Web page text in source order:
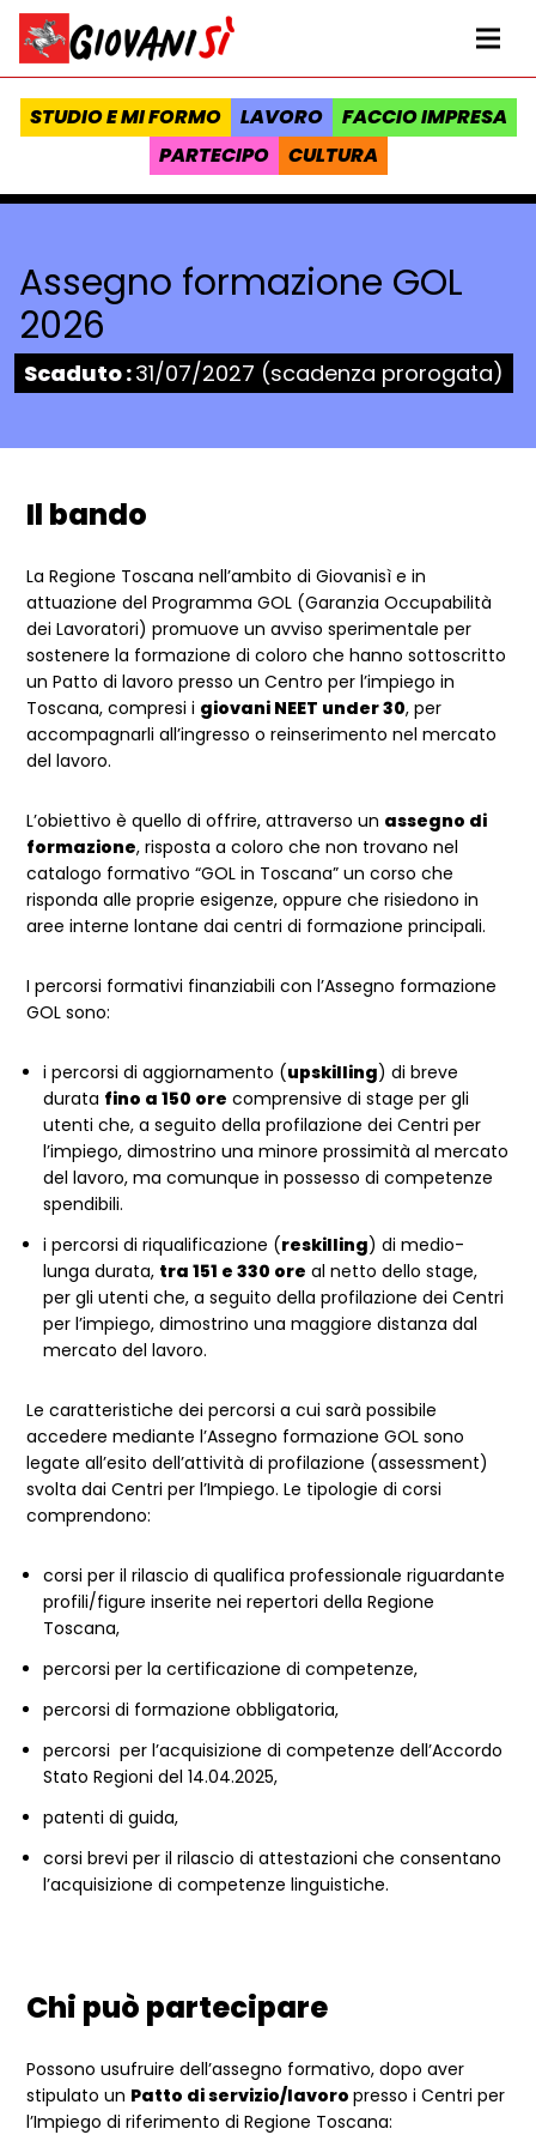
Vai al contenuto
Homepage Giovanisì - Progetto della Regione Toscana
STUDIO E MI FORMO LAVORO
FACCIO IMPRESA
PARTECIPO
CULTURA
Assegno formazione GOL
2026
Stato:
Scaduto :31/07/2027 (scadenza prorogata)
Il bando
La Regione Toscana nell’ambito di Giovanisì e in
attuazione del Programma GOL (Garanzia Occupabilità
dei Lavoratori) promuove un avviso sperimentale per
sostenere la formazione di coloro che hanno sottoscritto
un Patto di lavoro presso un Centro per l’impiego in
Toscana, compresi i giovani NEET under 30, per
accompagnarli all’ingresso o reinserimento nel mercato
del lavoro.
L’obiettivo è quello di offrire, attraverso un assegno di
formazione, risposta a coloro che non trovano nel
catalogo formativo “GOL in Toscana” un corso che
risponda alle proprie esigenze, oppure che risiedono in
aree interne lontane dai centri di formazione principali.
I percorsi formativi finanziabili con l’Assegno formazione
GOL sono:
i percorsi di aggiornamento (upskilling) di breve
durata fino a 150 ore comprensive di stage per gli
utenti che, a seguito della profilazione dei Centri per
l’impiego, dimostrino una minore prossimità al mercato
del lavoro, ma comunque in possesso di competenze
spendibili.
i percorsi di riqualificazione (reskilling) di medio-
lunga durata, tra 151 e 330 ore al netto dello stage,
per gli utenti che, a seguito della profilazione dei Centri
per l’impiego, dimostrino una maggiore distanza dal
mercato del lavoro.
Le caratteristiche dei percorsi a cui sarà possibile
accedere mediante l’Assegno formazione GOL sono
legate all’esito dell’attività di profilazione (assessment)
svolta dai Centri per l’Impiego. Le tipologie di corsi
comprendono:
corsi per il rilascio di qualifica professionale riguardante
profili/figure inserite nei repertori della Regione
Toscana,
percorsi per la certificazione di competenze,
percorsi di formazione obbligatoria,
percorsi per l’acquisizione di competenze dell’Accordo
Stato Regioni del 14.04.2025,
patenti di guida,
corsi brevi per il rilascio di attestazioni che consentano
l’acquisizione di competenze linguistiche.
Chi può partecipare
Possono usufruire dell’assegno formativo, dopo aver
stipulato un Patto di servizio/lavoro presso i Centri per
l’Impiego di riferimento di Regione Toscana: